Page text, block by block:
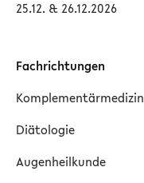
25.12. & 26.12.2026
Fachrichtungen
Komplementärmedizin
Diätologie
Augenheilkunde